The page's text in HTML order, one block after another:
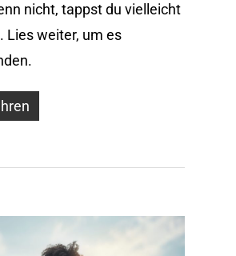
nicht, tappst du vielleicht
Lies weiter, um es